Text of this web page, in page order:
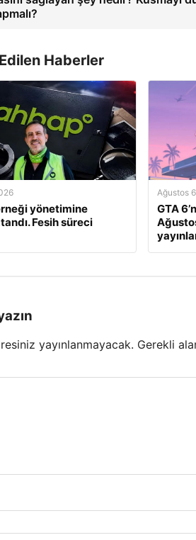
Haberler
yönetimine
Fesih süreci
Ağustos
GTA
yayınlanmayacak. Gerekli